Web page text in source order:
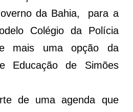
da Bahia, para a
Colégio da Polícia
mais uma opção da
Educação de Simões
de uma agenda que